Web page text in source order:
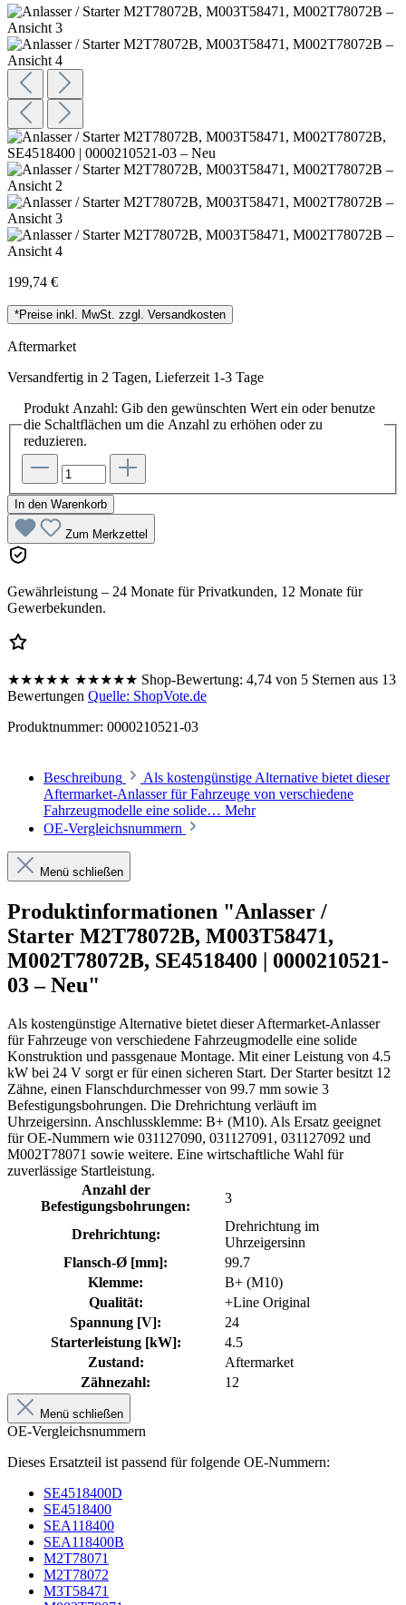
199,74 €
*Preise inkl. MwSt. zzgl. Versandkosten
Aftermarket
Versandfertig in 2 Tagen, Lieferzeit 1-3 Tage
Produkt Anzahl: Gib den gewünschten Wert ein oder benutze
die Schaltflächen um die Anzahl zu erhöhen oder zu
reduzieren.
In den Warenkorb
Zum Merkzettel
Gewährleistung – 24 Monate für Privatkunden, 12 Monate für
Gewerbekunden.
★★★★★ ★★★★★ Shop-Bewertung: 4,74 von 5 Sternen aus 13
Bewertungen Quelle: ShopVote.de
Produktnummer: 0000210521-03
Beschreibung
Als kostengünstige Alternative bietet dieser
Aftermarket-Anlasser für Fahrzeuge von verschiedene
Fahrzeugmodelle eine solide… Mehr
OE-Vergleichsnummern
Menü schließen
Produktinformationen "Anlasser /
Starter M2T78072B, M003T58471,
M002T78072B, SE4518400 | 0000210521-
03 – Neu"
Als kostengünstige Alternative bietet dieser Aftermarket-Anlasser
für Fahrzeuge von verschiedene Fahrzeugmodelle eine solide
Konstruktion und passgenaue Montage. Mit einer Leistung von 4.5
kW bei 24 V sorgt er für einen sicheren Start. Der Starter besitzt 12
Zähne, einen Flanschdurchmesser von 99.7 mm sowie 3
Befestigungsbohrungen. Die Drehrichtung verläuft im
Uhrzeigersinn. Anschlussklemme: B+ (M10). Als Ersatz geeignet
für OE-Nummern wie 031127090, 031127091, 031127092 und
M002T78071 sowie weitere. Eine wirtschaftliche Wahl für
zuverlässige Startleistung.
Anzahl der
Befestigungsbohrungen:
3
Drehrichtung:
Drehrichtung im
Uhrzeigersinn
Flansch-Ø [mm]:
99.7
Klemme:
B+ (M10)
Qualität:
+Line Original
Spannung [V]:
24
Starterleistung [kW]:
4.5
Zustand:
Aftermarket
Zähnezahl:
12
Menü schließen
OE-Vergleichsnummern
Dieses Ersatzteil ist passend für folgende OE-Nummern:
SE4518400D
SE4518400
SEA118400
SEA118400B
M2T78071
M2T78072
M3T58471